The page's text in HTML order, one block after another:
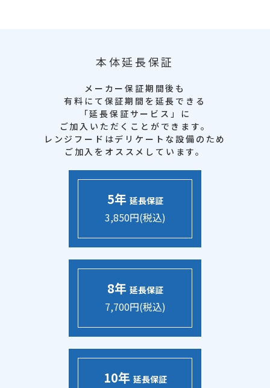
本体延長保証
メーカー保証期間後も
有料にて保証期間を延長できる
「延長保証サービス」に
ご加入いただくことができます。
レンジフードはデリケートな設備のため
ご加入をオススメしています。
5年 延長保証
3,850円(税込)
8年 延長保証
7,700円(税込)
10年 延長保証